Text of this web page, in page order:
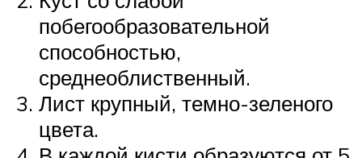
побегообразовательной
способностью,
среднеоблиственный.
Лист крупный, темно-зеленого
цвета.